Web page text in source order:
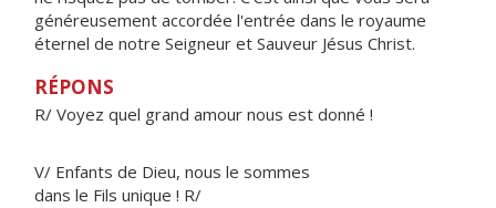
généreusement accordée l'entrée dans le royaume
éternel de notre Seigneur et Sauveur Jésus Christ.
RÉPONS
R/ Voyez quel grand amour nous est donné !
V/ Enfants de Dieu, nous le sommes
dans le Fils unique ! R/